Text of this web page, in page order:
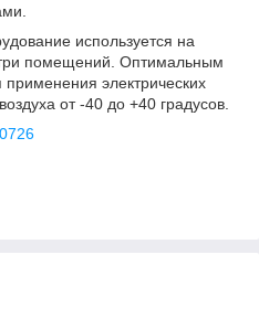
используется на
помещений. Оптимальным
электрических
от -40 до +40 градусов.